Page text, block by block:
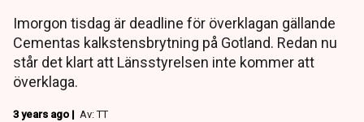
Imorgon tisdag är deadline för överklagan gällande
Cementas kalkstensbrytning på Gotland. Redan nu
står det klart att Länsstyrelsen inte kommer att
överklaga.
3 years ago | Av: TT